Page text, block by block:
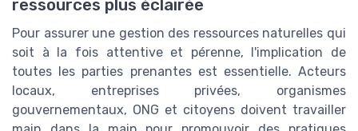
ressources plus éclairée
Pour assurer une gestion des ressources naturelles qui
soit à la fois attentive et pérenne, l'implication de
toutes les parties prenantes est essentielle. Acteurs
locaux, entreprises privées, organismes
gouvernementaux, ONG et citoyens doivent travailler